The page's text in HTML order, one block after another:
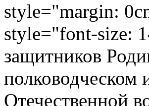
style="margin:
style="font-size:
защитников
полководческом
Отечественной